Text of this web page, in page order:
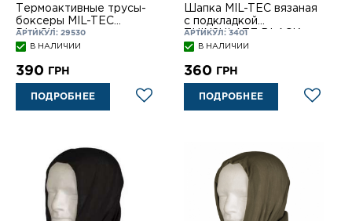
Термоактивные трусы-
боксеры MIL-TEC
BLACK
АРТИКУЛ: 29530
В НАЛИЧИИ
390 ГРН
ПОДРОБНЕЕ
Шапка MIL-TEC вязаная
с подкладкой
THINSULATE BLACK
АРТИКУЛ: 3401
В НАЛИЧИИ
360 ГРН
ПОДРОБНЕЕ